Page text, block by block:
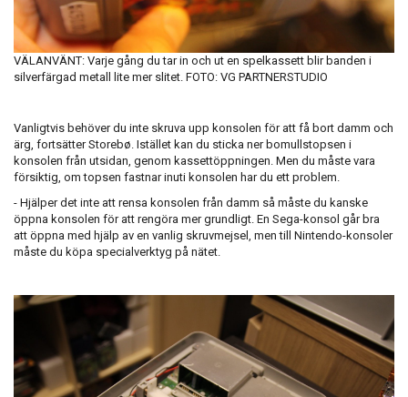
VÄLANVÄNT: Varje gång du tar in och ut en spelkassett blir banden i
silverfärgad metall lite mer slitet. FOTO: VG PARTNERSTUDIO
Vanligtvis behöver du inte skruva upp konsolen för att få bort damm och
ärg, fortsätter Storebø. Istället kan du sticka ner bomullstopsen i
konsolen från utsidan, genom kassettöppningen. Men du måste vara
försiktig, om topsen fastnar inuti konsolen har du ett problem.
- Hjälper det inte att rensa konsolen från damm så måste du kanske
öppna konsolen för att rengöra mer grundligt. En Sega-konsol går bra
att öppna med hjälp av en vanlig skruvmejsel, men till Nintendo-konsoler
måste du köpa specialverktyg på nätet.